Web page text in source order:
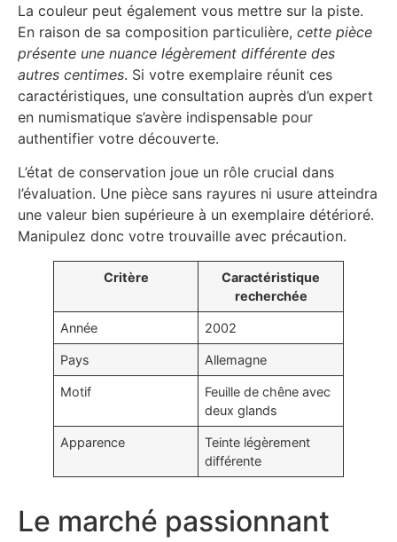
La couleur peut également vous mettre sur la piste.
En raison de sa composition particulière, cette pièce
présente une nuance légèrement différente des
autres centimes. Si votre exemplaire réunit ces
caractéristiques, une consultation auprès d’un expert
en numismatique s’avère indispensable pour
authentifier votre découverte.
L’état de conservation joue un rôle crucial dans
l’évaluation. Une pièce sans rayures ni usure atteindra
une valeur bien supérieure à un exemplaire détérioré.
Manipulez donc votre trouvaille avec précaution.
Critère
Caractéristique
recherchée
Année 2002
Pays Allemagne
Motif
Feuille de chêne avec
deux glands
Apparence
Teinte légèrement
différente
Le marché passionnant